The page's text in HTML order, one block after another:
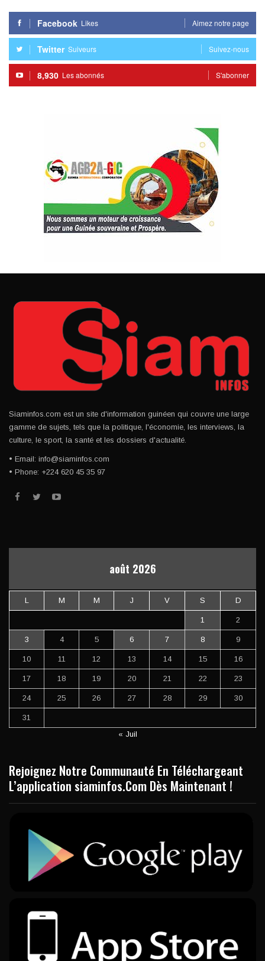
Facebook Likes Aimez notre page
Twitter Suiveurs Suivez-nous
8,930 Les abonnés S'abonner
Siaminfos.com est un site d'information guinéen qui couvre une large
gamme de sujets, tels que la politique, l'économie, les interviews, la
culture, le sport, la santé et les dossiers d'actualité.
• Email: info@siaminfos.com
• Phone: +224 620 45 35 97
août 2026
L M M J V S D
1 2
3 4 5 6 7 8 9
10 11 12 13 14 15 16
17 18 19 20 21 22 23
24 25 26 27 28 29 30
31
« Juil
Rejoignez Notre Communauté En Téléchargeant
L’application siaminfos.Com Dès Maintenant !